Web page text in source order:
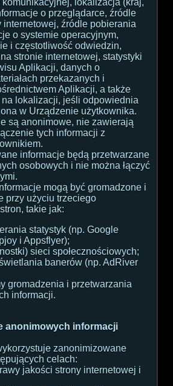
lokalizacja (kraj,
o przeglądarce, źródle
internetowej, źródle pobierania
o systemie operacyjnym,
i częstotliwość odwiedzin,
stronie internetowej, statystyki
Aplikacji, danych o
przekazanych i
Aplikacji, a także
lokalizacji, jeśli odpowiednia
w Urządzenie użytkownika.
są anonimowe, nie zawierają
tych informacji z
informacje będą przetwarzane
osobowych i nie można łączyć
mogą być gromadzone i
przy użyciu trzeciego
takie jak:
statystyk (np. Google
i Appsflyer);
sieci społecznościowych;
banerów (np. AdRiver
gromadzenia i przetwarzania
informacji.
anonimowych informacji
zanonimizowane
celach:
jakości strony internetowej i